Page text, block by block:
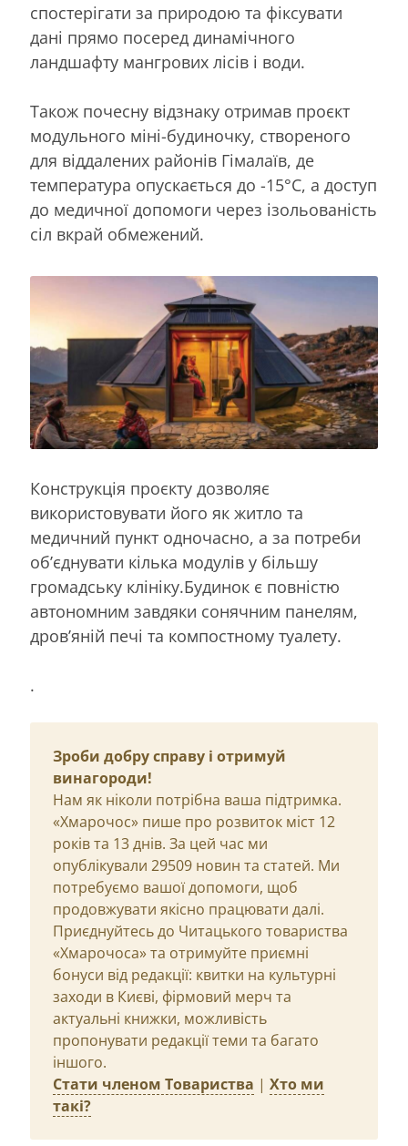
спостерігати за природою та фіксувати
дані прямо посеред динамічного
ландшафту мангрових лісів і води.
Також почесну відзнаку отримав проєкт
модульного міні-будиночку, створеного
для віддалених районів Гімалаїв, де
температура опускається до -15°C, а доступ
до медичної допомоги через ізольованість
сіл вкрай обмежений.
Конструкція проєкту дозволяє
використовувати його як житло та
медичний пункт одночасно, а за потреби
об’єднувати кілька модулів у більшу
громадську клініку.Будинок є повністю
автономним завдяки сонячним панелям,
дров’яній печі та компостному туалету.
.
Зроби добру справу і отримуй
винагороди!
Нам як ніколи потрібна ваша підтримка.
«Хмарочос» пише про розвиток міст 12
років та 13 днів. За цей час ми
опублікували 29509 новин та статей. Ми
потребуємо вашої допомоги, щоб
продовжувати якісно працювати далі.
Приєднуйтесь до Читацького товариства
«Хмарочоса» та отримуйте приємні
бонуси від редакції: квитки на культурні
заходи в Києві, фірмовий мерч та
актуальні книжки, можливість
пропонувати редакції теми та багато
іншого.
Стати членом Товариства | Хто ми
такі?